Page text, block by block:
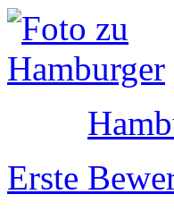
Erste